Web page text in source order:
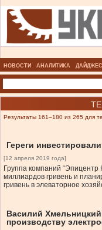
НОВОСТИ АНАЛИТИКА
Результаты 161–180 из 265 для
Гереги
[12 апреля 2019 года]
Группа компаний “Эпицентр
миллиардов гривень и
гривень в элеваторное
Василий
производству